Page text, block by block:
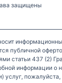
защищены
публичной
статьи 437 (2)
информации о
услуг,